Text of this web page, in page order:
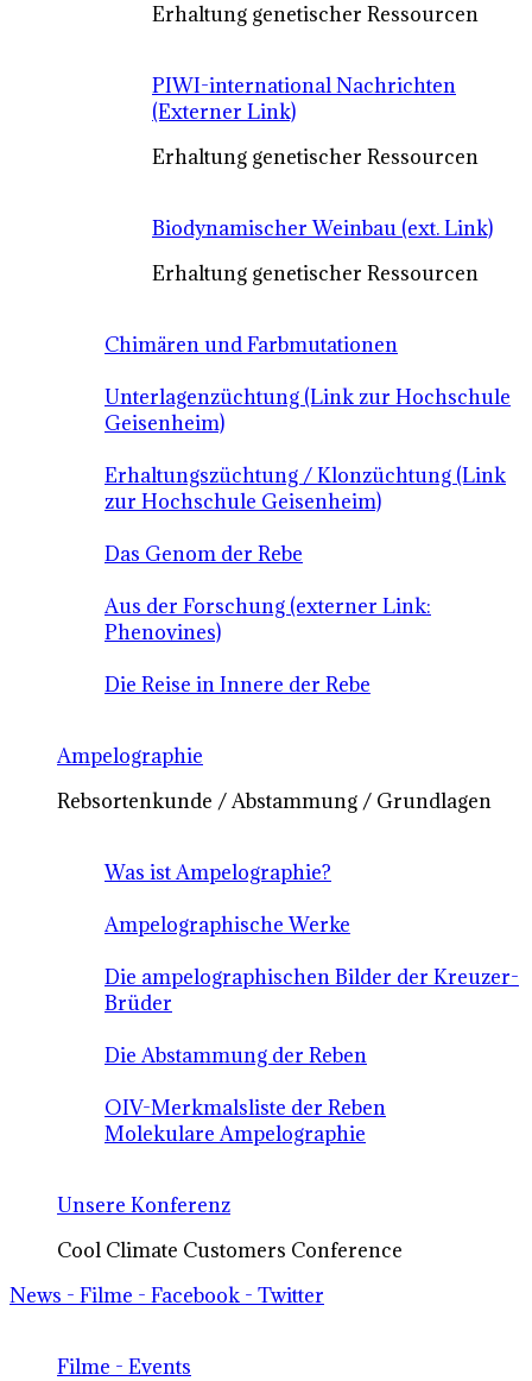
Erhaltung genetischer Ressourcen
PIWI-international Nachrichten
(Externer Link)
Erhaltung genetischer Ressourcen
Biodynamischer Weinbau (ext. Link)
Erhaltung genetischer Ressourcen
Chimären und Farbmutationen
Unterlagenzüchtung (Link zur Hochschule
Geisenheim)
Erhaltungszüchtung / Klonzüchtung (Link
zur Hochschule Geisenheim)
Das Genom der Rebe
Aus der Forschung (externer Link:
Phenovines)
Die Reise in Innere der Rebe
Ampelographie
Rebsortenkunde / Abstammung / Grundlagen
Was ist Ampelographie?
Ampelographische Werke
Die ampelographischen Bilder der Kreuzer-
Brüder
Die Abstammung der Reben
OIV-Merkmalsliste der Reben
Molekulare Ampelographie
Unsere Konferenz
Cool Climate Customers Conference
News - Filme - Facebook - Twitter
Filme - Events